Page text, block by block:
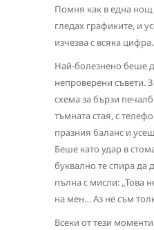
Помня как в една
гледах графиките, и
изчезва с всяка цифра.
Най-болезнено беше
непроверени съвети.
схема за бързи
тъмната стая, с
празния баланс и
Беше като удар в
буквално те спира
пълна с мисли: „Това
на мен… Аз не съм
Всеки от тези